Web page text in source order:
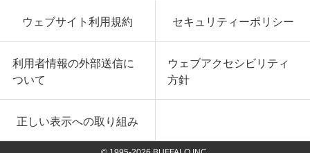
ウェブサイト利用規約 セキュリティーポリシー
利用者情報の外部送信に
ついて
ウェブアクセシビリティ
方針
正しい表示への取り組み